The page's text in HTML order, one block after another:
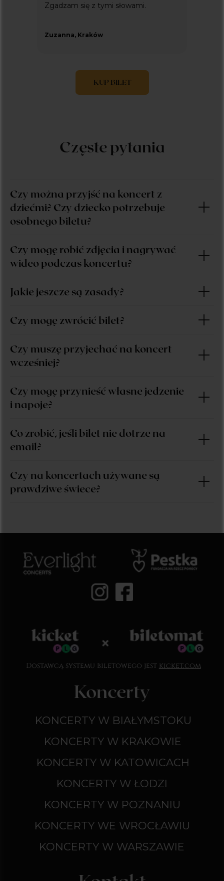
Zuzanna, Kraków
KUP BILET
Zgadzam się z tymi słowami.
Częste pytania
Czy można przyjść na koncert z
dziećmi? Czy dziecko potrzebuje
osobnego biletu?
Czy mogę robić zdjęcia i nagrywać
wideo podczas koncertu?
Jakie jeszcze są zasady?
Czy mogę zwrócić bilet?
Czy muszę przyjechać na koncert
wcześniej?
Czy mogę przynieść własne jedzenie
i napoje?
Co zrobić, jeśli bilet nie dotrze na
email?
Czy na koncertach używane są
prawdziwe świece?